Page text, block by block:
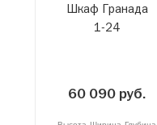
Шкаф Гранада
1-24
60 090 руб.